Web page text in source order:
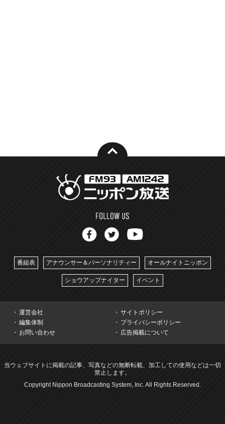
番組表 アナウンサー＆パーソナリティー オールナイトニッポン
ショウアップナイター イベント
運営会社
サイトポリシー
編集体制
プライバシーポリシー
お問い合わせ
広告掲載について
当ウェブサイトに掲載の記事、写真などの無断転載、加工しての使用などは一切
禁止します。
Copyright Nippon Broadcasting System, Inc. All Rights Reserved.